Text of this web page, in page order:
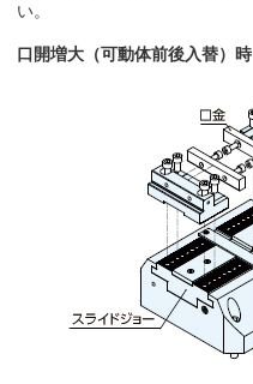
い。
口開増大（可動体前後入替）時